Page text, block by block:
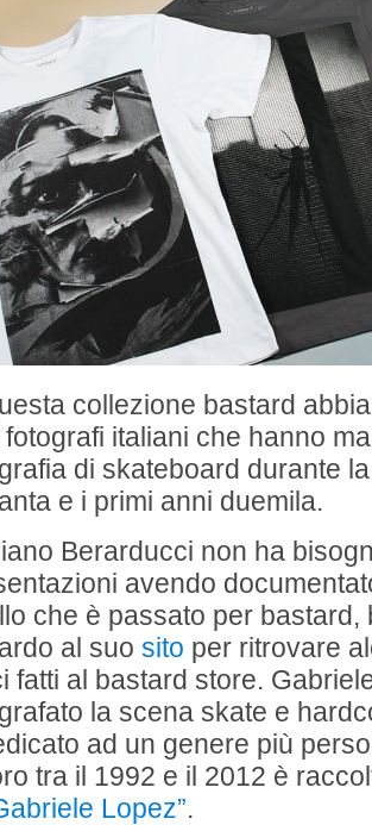
collezione bastard
fotografi italiani che hanno
di skateboard durante
e i primi anni duemila.
Berarducci non ha
avendo
che è passato per bastard,
al suo sito per ritrovare
fatti al bastard store.
la scena skate e
ad un genere più
tra il 1992 e il 2012 è
Lopez”.